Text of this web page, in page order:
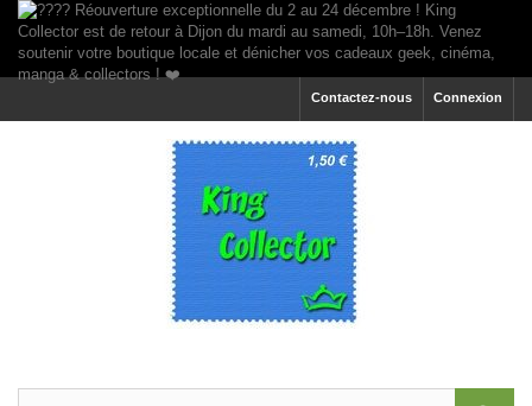
Connexion
Contactez-nous